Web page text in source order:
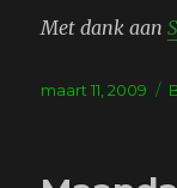
Met dank aan
Geplaatst
maart 11, 2009